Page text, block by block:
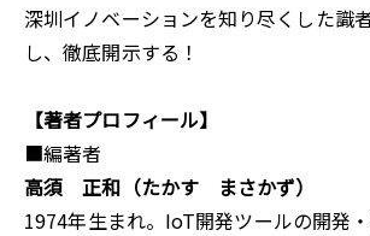
深圳イノベーションを知り尽くした識
し、徹底開示する！
【著者プロフィール】
■編著者
高須 正和（たかす まさかず）
1974年生まれ。IoT開発ツールの開発